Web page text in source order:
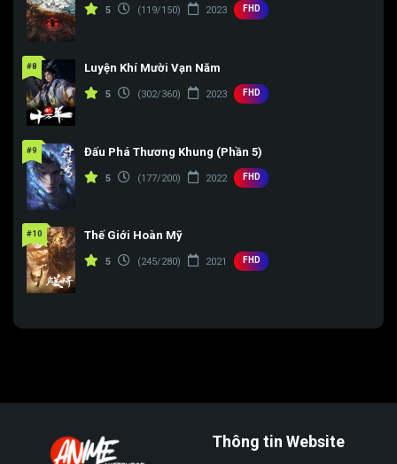
5 (119/150) 2023 FHD
#8 Luyện Khí Mười Vạn Năm
5 (302/360) 2023 FHD
#9 Đấu Phá Thương Khung (Phần 5)
5 (177/200) 2022 FHD
#10 Thế Giới Hoàn Mỹ
5 (245/280) 2021 FHD
Thông tin Website